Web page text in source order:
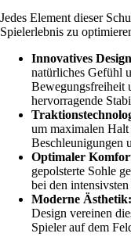
Jedes Element dieser
Spielerlebnis zu
Innovatives
natürliches Gefühl
Bewegungsfreiheit
hervorragende
um maximalen Halt
Beschleunigungen
Optimaler
gepolsterte Sohle
bei den
Moderne Ästhetik:
Design vereinen
Spieler auf dem